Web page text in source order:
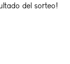
del sorteo!